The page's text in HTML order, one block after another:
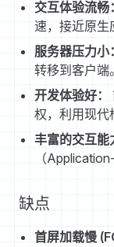
交互体验流畅：
速，接近原生
服务器压力小：
转移到客户端。
开发体验好：
权，利用现代
丰富的交互能
（
缺点
首屏加载慢